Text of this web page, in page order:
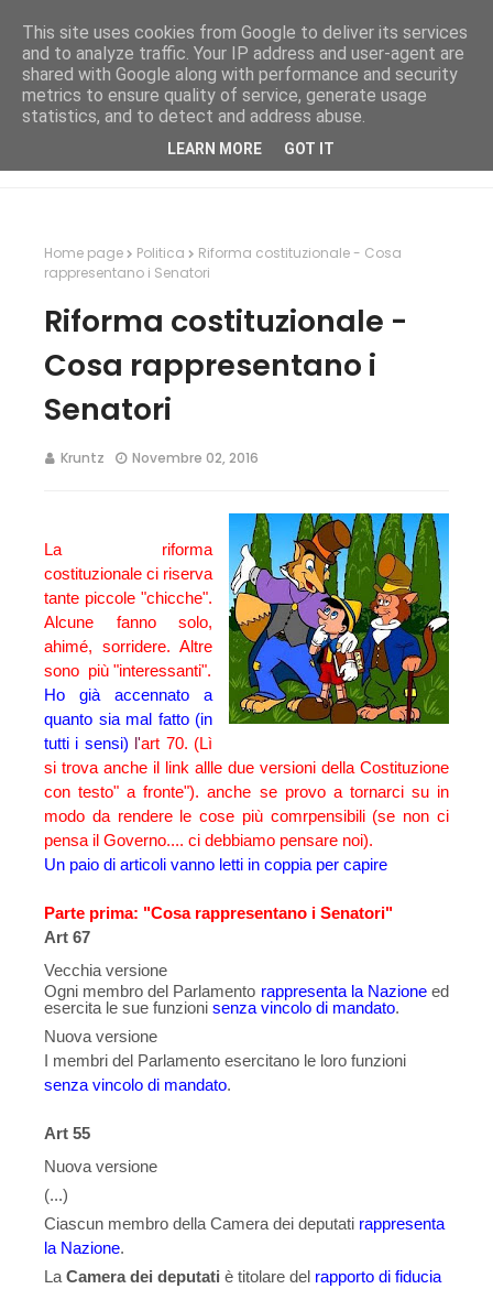
Home page Politica
Riforma costituzionale - Cosa
rappresentano i Senatori
Riforma costituzionale -
Cosa rappresentano i
Senatori
Kruntz Novembre 02, 2016
La riforma
costituzionale ci riserva
tante piccole "chicche".
Alcune fanno solo,
ahimé, sorridere. Altre
sono più "interessanti".
Ho già accennato a
quanto sia mal fatto (in
tutti i sensi) l'art 70. (Lì
si trova anche il link allle due versioni della Costituzione
con testo" a fronte"). anche se provo a tornarci su in
modo da rendere le cose più comrpensibili (se non ci
pensa il Governo.... ci debbiamo pensare noi).
Un paio di articoli vanno letti in coppia per capire
Parte prima: "Cosa rappresentano i Senatori"
Art 67
Vecchia versione
Ogni membro del Parlamento rappre­senta la Nazione ed
esercita le sue fun­zioni senza vincolo di mandato.
Nuova versione
I membri del Parlamento esercitano le loro funzioni
senza vincolo di mandato.
Art 55
Nuova versione
(...)
Ciascun membro della Camera dei de­putati rappresenta
la Nazione.
La Camera dei deputati è titolare del rapporto di fiducia
This site uses cookies from Google to deliver its services
and to analyze traffic. Your IP address and user-agent are
shared with Google along with performance and security
metrics to ensure quality of service, generate usage
statistics, and to detect and address abuse.
LEARN MORE GOT IT